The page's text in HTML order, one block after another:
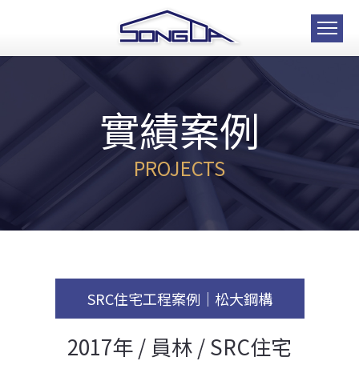
實績案例
PROJECTS
SRC住宅工程案例｜松大鋼構
2017年 / 員林 / SRC住宅